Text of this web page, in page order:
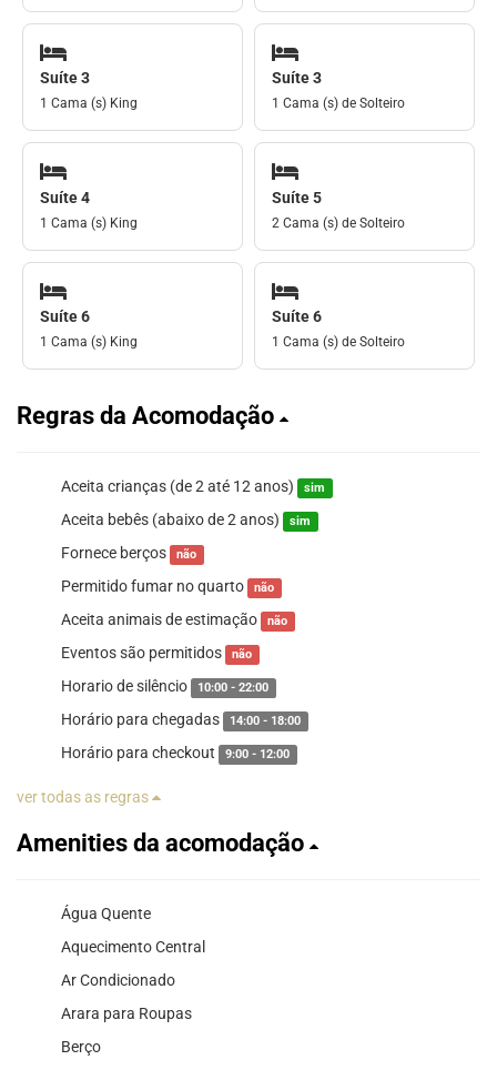
Suíte 3
1 Cama (s) King
Suíte 3
1 Cama (s) de Solteiro
Suíte 4
1 Cama (s) King
Suíte 5
2 Cama (s) de Solteiro
Suíte 6
1 Cama (s) King
Suíte 6
1 Cama (s) de Solteiro
Regras da Acomodação
Aceita crianças (de 2 até 12 anos) sim
Aceita bebês (abaixo de 2 anos) sim
Fornece berços não
Permitido fumar no quarto não
Aceita animais de estimação não
Eventos são permitidos não
Horario de silêncio 10:00 - 22:00
Horário para chegadas 14:00 - 18:00
Horário para checkout 9:00 - 12:00
ver todas as regras
Amenities da acomodação
Água Quente
Aquecimento Central
Ar Condicionado
Arara para Roupas
Berço